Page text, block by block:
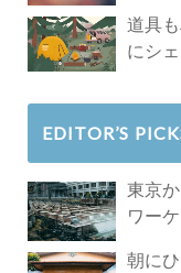
道具
にシ
EDITOR’S
東京
ワー
朝に